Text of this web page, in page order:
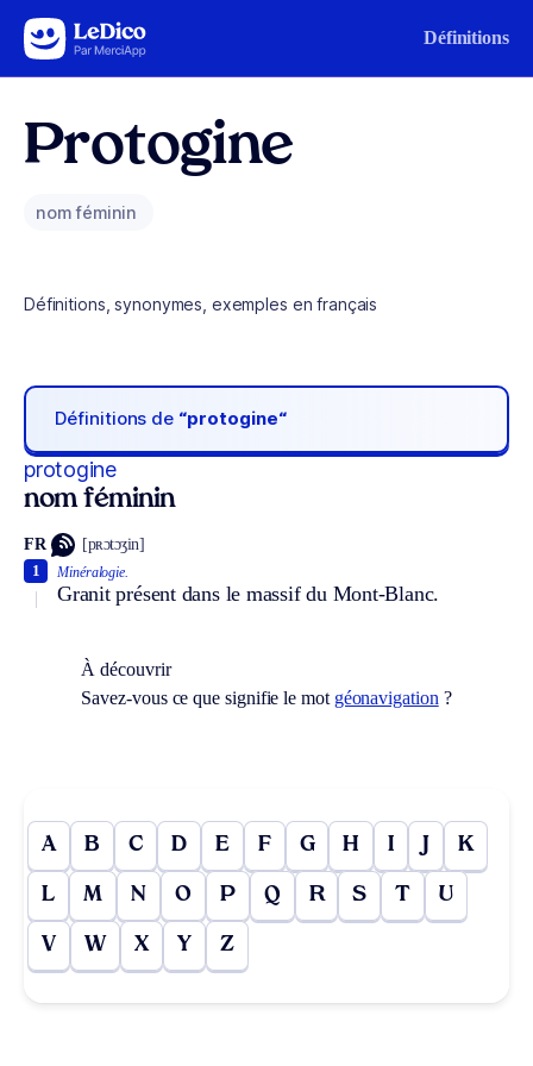
Aller au contenu Définitions
Protogine
nom féminin
Définitions, synonymes, exemples en français
Définitions de “protogine“
protogine
nom féminin
FR [pʀɔtɔʒin]
Minéralogie.
Granit présent dans le massif du Mont-Blanc.
1
À découvrir
Savez-vous ce que signifie le mot géonavigation ?
A B C D E F G H I J K
L M N O P Q R S T U
V W X Y Z